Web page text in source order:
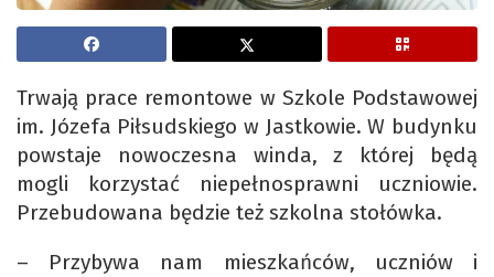
Trwają prace remontowe w Szkole Podstawowej
im. Józefa Piłsudskiego w Jastkowie. W budynku
powstaje nowoczesna winda, z której będą
mogli korzystać niepełnosprawni uczniowie.
Przebudowana będzie też szkolna stołówka.
– Przybywa nam mieszkańców, uczniów i